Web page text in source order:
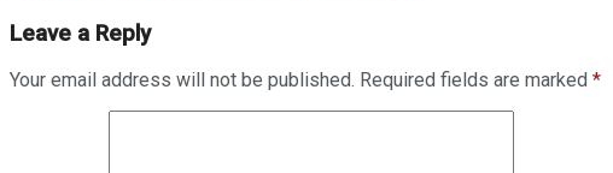
Leave a Reply
Your email address will not be published. Required fields are marked *